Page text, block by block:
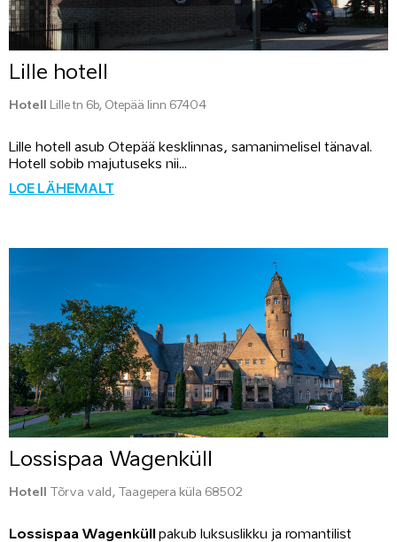
Lille hotell
Hotell Lille tn 6b, Otepää linn 67404
Lille hotell asub Otepää kesklinnas, samanimelisel tänaval.
Hotell sobib majutuseks nii...
LOE LÄHEMALT
Lossispaa Wagenküll
Hotell Tõrva vald, Taagepera küla 68502
Lossispaa Wagenküll pakub luksuslikku ja romantilist